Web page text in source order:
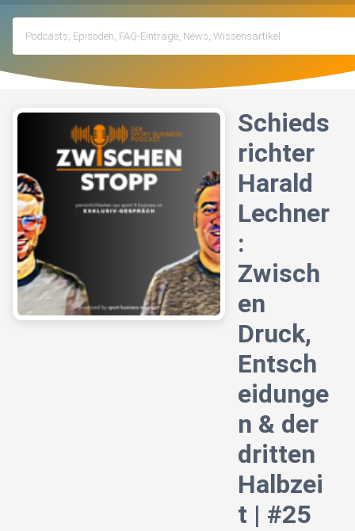
Schieds
richter
Harald
Lechner
:
Zwisch
en
Druck,
Entsch
eidunge
n & der
dritten
Halbzei
t | #25